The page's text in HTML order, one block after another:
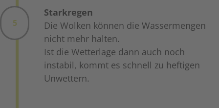
5
Starkregen
Die Wolken können die Wassermengen
nicht mehr halten.
Ist die Wetterlage dann auch noch
instabil, kommt es schnell zu heftigen
Unwettern.